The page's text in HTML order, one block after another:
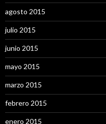
agosto 2015
julio 2015
junio 2015
mayo 2015
marzo 2015
febrero 2015
enero 2015